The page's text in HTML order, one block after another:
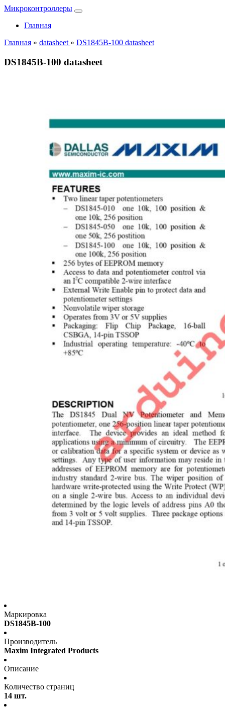
Микроконтроллеры
Главная
Главная » datasheet » DS1845B-100 datasheet
DS1845B-100 datasheet
Маркировка
DS1845B-100
Производитель
Maxim Integrated Products
Описание
Количество страниц
14 шт.